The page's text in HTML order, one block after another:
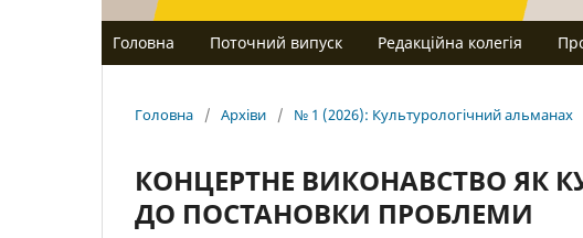
Головна Поточний випуск Редакційна колегія
Головна / Архіви / № 1 (2026): Культурологічний альманах
КОНЦЕРТНЕ ВИКОНАВСТВО ЯК
ДО ПОСТАНОВКИ ПРОБЛЕМИ